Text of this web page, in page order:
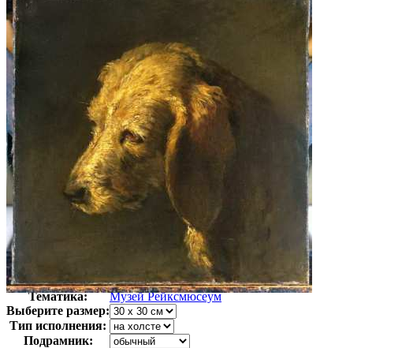
Арт-стиль
Голландская живопись
Тематика:
Музей Рейксмюсеум
Выберите размер:
Тип исполнения:
Подрамник: